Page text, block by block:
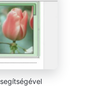
segítségével